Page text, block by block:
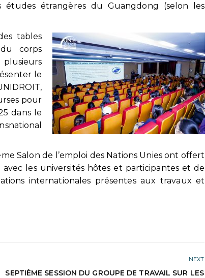
études étrangères du Guangdong (selon les
tables
corps
le
pour
dans le
Salon de l’emploi des Nations Unies ont offert
les universités hôtes et participantes et de
internationales présentes aux travaux et
NEXT
SEPTIÈME SESSION DU GROUPE DE TRAVAIL SUR LES